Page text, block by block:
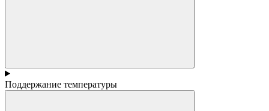
Поддержание температуры